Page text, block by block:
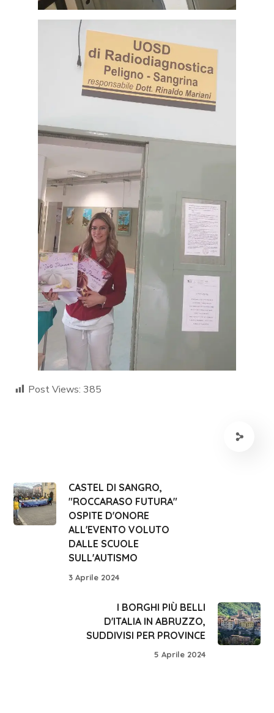
Post Views: 385
CASTEL DI SANGRO,
"ROCCARASO FUTURA"
OSPITE D'ONORE
ALL'EVENTO VOLUTO
DALLE SCUOLE
SULL'AUTISMO
3 Aprile 2024
I BORGHI PIÙ BELLI
D'ITALIA IN ABRUZZO,
SUDDIVISI PER PROVINCE
5 Aprile 2024